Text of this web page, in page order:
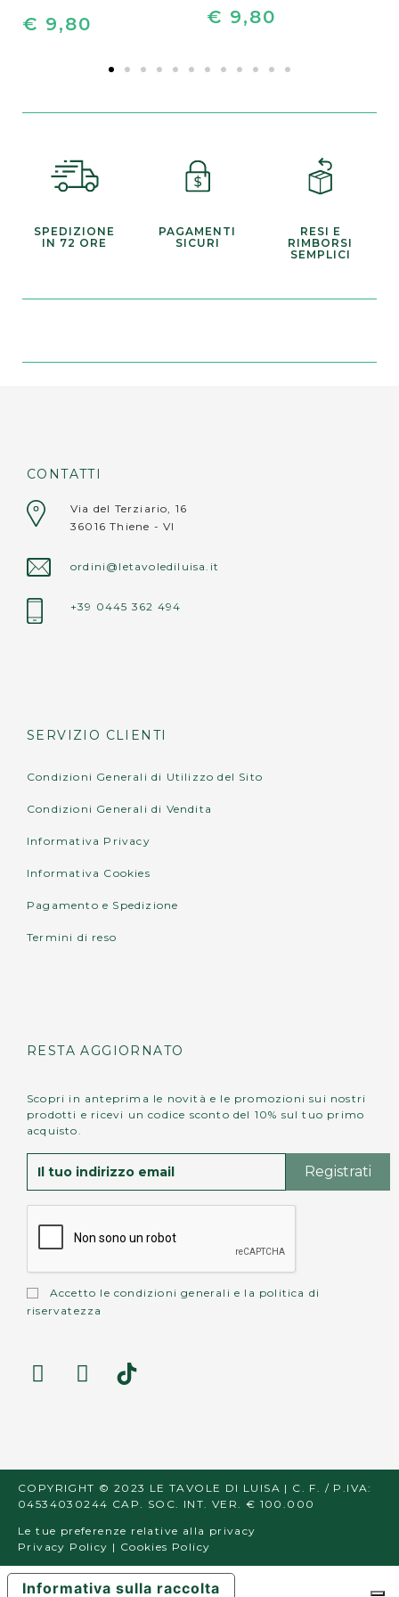
tavolo da graffi e macchie.
3 mm, sono facili da pulire, impermeabili e
oleorepellenti.
I sottopiatti de Le Tavole di Luisa sono stampati
Cuore: 40x36 cm
Fiore: 40x37 cm
• non lavare in lavastoviglie;
• non appoggiare oggetti roventi (pentole,
teiere, caffettiere calde) direttamente sulla
€ 9,80 € 9,80
SPEDIZIONE
IN 72 ORE
PAGAMENTI
SICURI
RESI E
RIMBORSI
SEMPLICI
CONTATTI
Via del Terziario, 16
36016 Thiene - VI
ordini@letavolediluisa.it
+39 0445 362 494
SERVIZIO CLIENTI
Condizioni Generali di Utilizzo del Sito
Condizioni Generali di Vendita
Informativa Privacy
Informativa Cookies
Pagamento e Spedizione
Termini di reso
RESTA AGGIORNATO
Scopri in anteprima le novità e le promozioni sui nostri
prodotti e ricevi un codice sconto del 10% sul tuo primo
acquisto.
Accetto le condizioni generali e la politica di
riservatezza
COPYRIGHT © 2023 LE TAVOLE DI LUISA | C. F. / P.IVA:
04534030244 CAP. SOC. INT. VER. € 100.000
Le tue preferenze relative alla privacy
Privacy Policy | Cookies Policy
Informativa sulla raccolta